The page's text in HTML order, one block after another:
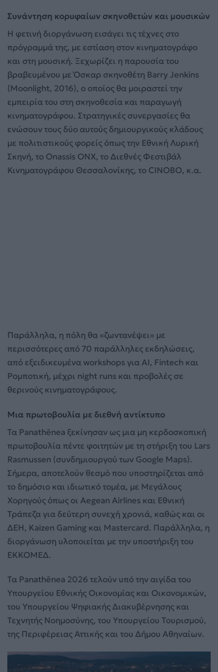
Συνάντηση κορυφαίων σκηνοθετών και μουσικών
Η φετινή διοργάνωση εισάγει τις τέχνες στο
πρόγραμμά της, με εστίαση στον κινηματογράφο
και στη μουσική. Ξεχωρίζει η παρουσία του
βραβευμένου με Όσκαρ σκηνοθέτη Barry Jenkins
(Moonlight, 2016), ο οποίος θα μοιραστεί την
εμπειρία του στη σκηνοθεσία και παραγωγή
κινηματογράφου. Στρατηγικές συνεργασίες θα
ενώσουν τους δύο αυτούς δημιουργικούς κλάδους
με πολιτιστικούς φορείς όπως την Εθνική Λυρική
Σκηνή, το Onassis ONX, το Διεθνές Φεστιβάλ
Κινηματογράφου Θεσσαλονίκης, το CINOBO, κ.α.
Παράλληλα, η πόλη θα «ζωντανέψει» με
περισσότερες από 70 παράλληλες εκδηλώσεις,
από εξειδικευμένα workshops για AI, Fintech και
Ρομποτική, μέχρι night runs και προβολές σε
θερινούς κινηματογράφους.
Μια πρωτοβουλία με διεθνή αντίκτυπο
Τα Panathēnea ξεκίνησαν ως μια μη κερδοσκοπική
πρωτοβουλία πέντε φοιτητών με τη στήριξη του Lars
Rasmussen (συνδημιουργού των Google Maps).
Σήμερα, αποτελούν θεσμό που υποστηρίζεται από
το δημόσιο και ιδιωτικό τομέα, με Μεγάλους
Χορηγούς όπως οι Aegean Airlines και Εθνική
Τράπεζα για δεύτερη συνεχή χρονιά, καθώς και οι
ΔΕΗ, Kaizen Gaming και Mastercard. Παράλληλα, η
διοργάνωση υλοποιείται με την υποστήριξη του
ΕΚΚΟΜΕΔ.
Τα Panathēnea 2026 τελούν υπό την αιγίδα του
Υπουργείου Εθνικής Οικονομίας και Οικονομικών,
του Υπουργείου Ψηφιακής Διακυβέρνησης και
Τεχνητής Νοημοσύνης, του Υπουργείου Τουρισμού,
της Περιφέρειας Αττικής και του Δήμου Αθηναίων.